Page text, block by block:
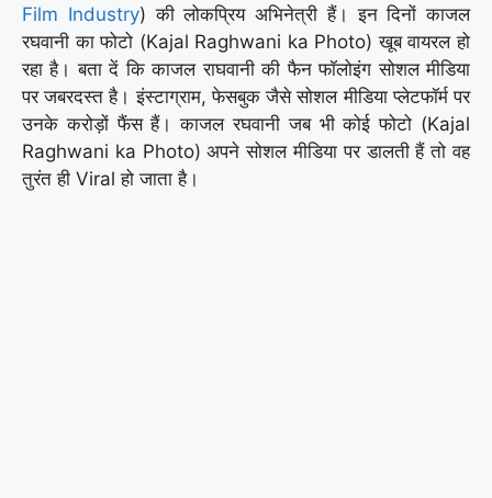
Film Industry) की लोकप्रिय अभिनेत्री हैं। इन दिनों काजल
रघवानी का फोटो (Kajal Raghwani ka Photo) खूब वायरल हो
रहा है। बता दें कि काजल राघवानी की फैन फॉलोइंग सोशल मीडिया
पर जबरदस्त है। इंस्टाग्राम, फेसबुक जैसे सोशल मीडिया प्लेटफॉर्म पर
उनके करोड़ों फैंस हैं। काजल रघवानी जब भी कोई फोटो (Kajal
Raghwani ka Photo) अपने सोशल मीडिया पर डालती हैं तो वह
तुरंत ही Viral हो जाता है।